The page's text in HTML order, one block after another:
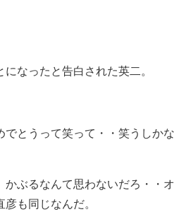
なったと告白された英二。
とうって笑って・・笑うしかな
かぶるなんて思わないだろ・・オ
も同じなんだ。